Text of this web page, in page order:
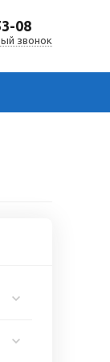
08
звонок